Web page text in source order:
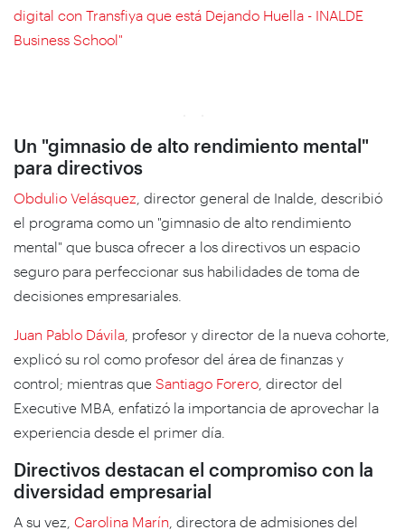
digital con Transfiya que está Dejando Huella - INALDE
Business School"
Un "gimnasio de alto rendimiento mental"
para directivos
Obdulio Velásquez , director general de Inalde, describió
el programa como un "gimnasio de alto rendimiento
mental" que busca ofrecer a los directivos un espacio
seguro para perfeccionar sus habilidades de toma de
decisiones empresariales.
Juan Pablo Dávila , profesor y director de la nueva cohorte,
explicó su rol como profesor del área de finanzas y
control; mientras que Santiago Forero , director del
Executive MBA, enfatizó la importancia de aprovechar la
experiencia desde el primer día.
Directivos destacan el compromiso con la
diversidad empresarial
A su vez, Carolina Marín , directora de admisiones del